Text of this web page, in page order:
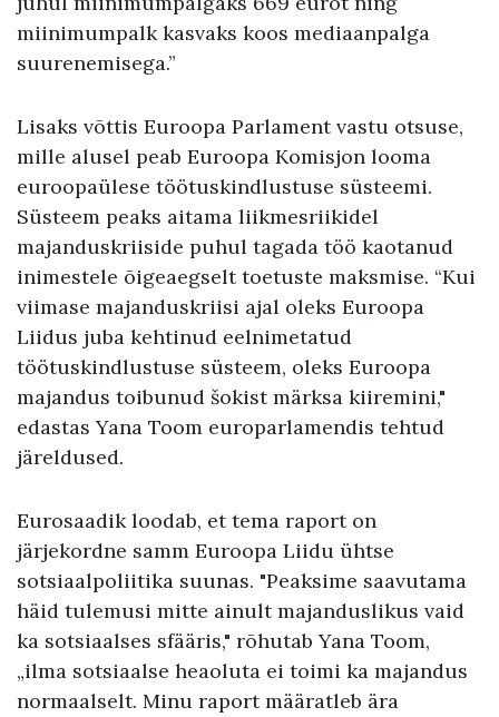
miinimumpalk kasvaks koos mediaanpalga
suurenemisega.”
Lisaks võttis Euroopa Parlament vastu otsuse,
mille alusel peab Euroopa Komisjon looma
euroopaülese töötuskindlustuse süsteemi.
Süsteem peaks aitama liikmesriikidel
majanduskriiside puhul tagada töö kaotanud
inimestele õigeaegselt toetuste maksmise. “Kui
viimase majanduskriisi ajal oleks Euroopa
Liidus juba kehtinud eelnimetatud
töötuskindlustuse süsteem, oleks Euroopa
majandus toibunud šokist märksa kiiremini,"
edastas Yana Toom europarlamendis tehtud
järeldused.
Eurosaadik loodab, et tema raport on
järjekordne samm Euroopa Liidu ühtse
sotsiaalpoliitika suunas. "Peaksime saavutama
häid tulemusi mitte ainult majanduslikus vaid
ka sotsiaalses sfääris," rõhutab Yana Toom,
„ilma sotsiaalse heaoluta ei toimi ka majandus
normaalselt. Minu raport määratleb ära